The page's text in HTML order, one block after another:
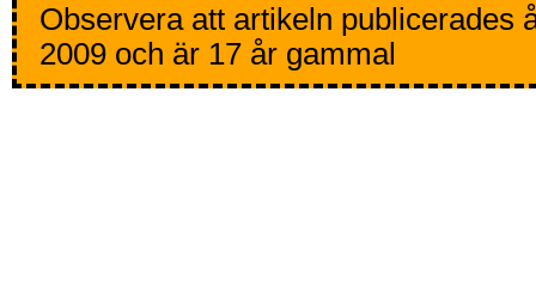
Observera att artikeln publicerades
2009 och är 17 år gammal